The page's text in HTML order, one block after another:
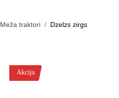
Meža traktori Dzelzs zirgs
Akcija